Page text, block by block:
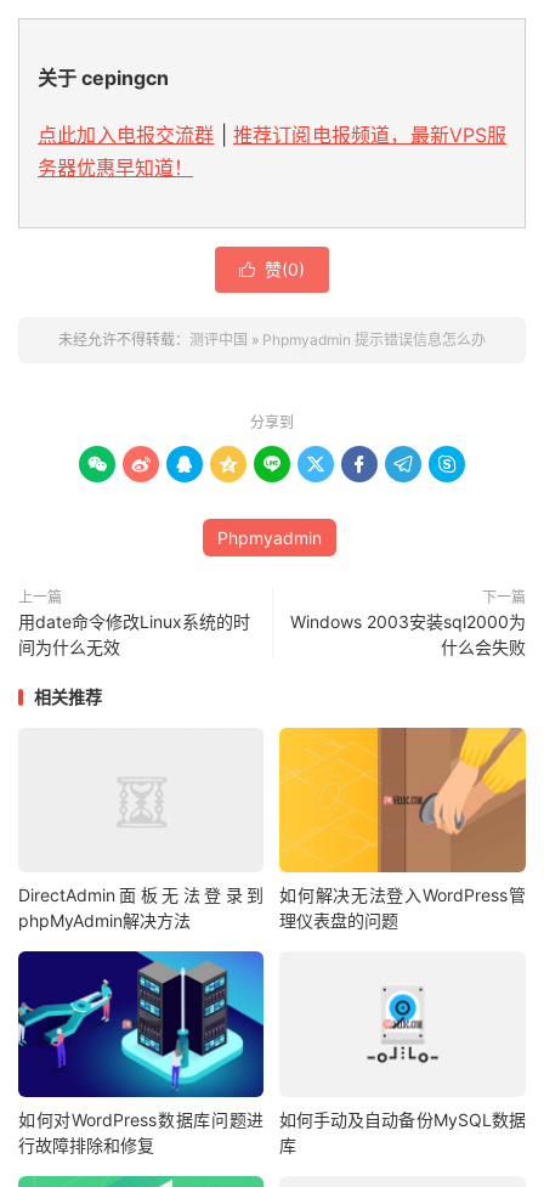
关于 cepingcn
点此加入电报交流群
推荐订阅电报频道，最新VPS服
务器优惠早知道！
 赞(0)
未经允许不得转载： 测评中国 » Phpmyadmin 提示错误信息怎么办
分享到
        
Phpmyadmin
上一篇
用date命令修改Linux系统的时
间为什么无效
下一篇
Windows 2003安装sql2000为
什么会失败
相关推荐
DirectAdmin面板无法登录到
phpMyAdmin解决方法
如何解决无法登入WordPress管
理仪表盘的问题
如何对WordPress数据库问题进
行故障排除和修复
如何手动及自动备份MySQL数据
库